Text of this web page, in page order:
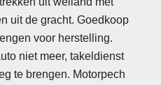
uit de gracht. Goedkoop
voor herstelling.
niet meer, takeldienst
te brengen. Motorpech